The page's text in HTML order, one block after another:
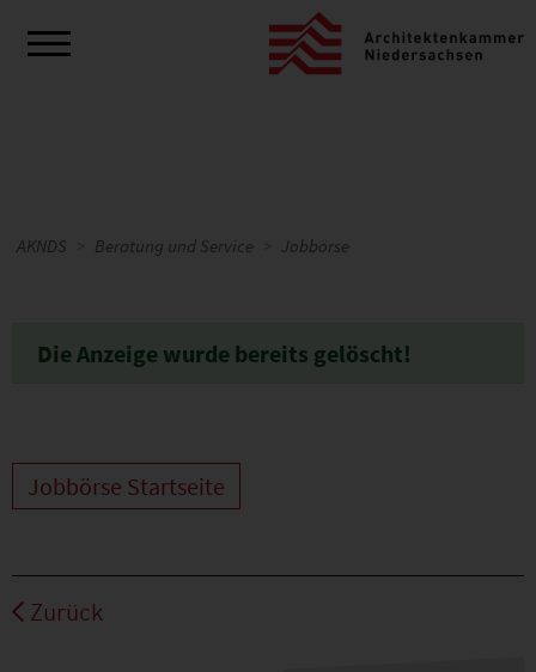
AKNDS Beratung und Service Jobbörse
Die Anzeige wurde bereits gelöscht!
Jobbörse Startseite
Zurück